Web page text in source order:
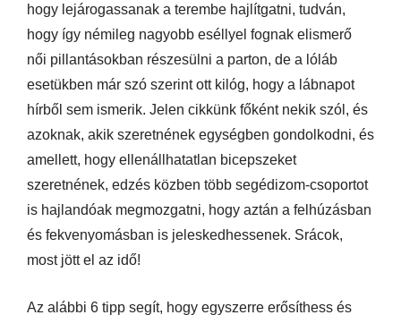
hogy lejárogassanak a terembe hajlítgatni, tudván,
hogy így némileg nagyobb eséllyel fognak elismerő
női pillantásokban részesülni a parton, de a lóláb
esetükben már szó szerint ott kilóg, hogy a lábnapot
hírből sem ismerik. Jelen cikkünk főként nekik szól, és
azoknak, akik szeretnének egységben gondolkodni, és
amellett, hogy ellenállhatatlan bicepszeket
szeretnének, edzés közben több segédizom-csoportot
is hajlandóak megmozgatni, hogy aztán a felhúzásban
és fekvenyomásban is jeleskedhessenek. Srácok,
most jött el az idő!
Az alábbi 6 tipp segít, hogy egyszerre erősíthess és